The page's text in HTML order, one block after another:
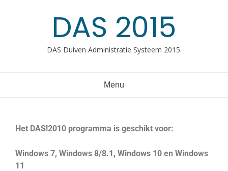
DAS 2015
DAS Duiven Administratie Systeem 2015.
Menu
Het DAS!2010 programma is geschikt voor:
Windows 7, Windows 8/8.1, Windows 10 en Windows
11